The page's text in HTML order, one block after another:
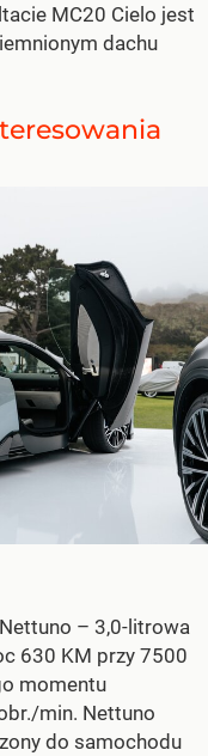
MC20 Cielo jest
dachu
– 3,0-litrowa
630 KM przy 7500
momentu
min. Nettuno
do samochodu